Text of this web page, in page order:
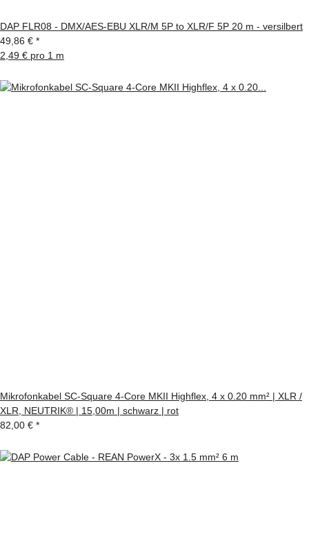
DAP FLR08 - DMX/AES-EBU XLR/M 5P to XLR/F 5P 20 m - versilbert
49,86 € *
2,49 € pro 1 m
Mikrofonkabel SC-Square 4-Core MKII Highflex, 4 x 0.20 mm² | XLR /
XLR, NEUTRIK® | 15,00m | schwarz | rot
82,00 € *